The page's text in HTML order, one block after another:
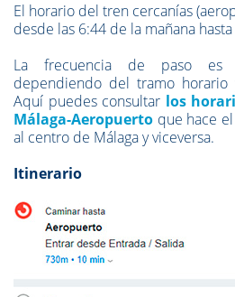
El horario del tren cercanías
desde las 6:44 de la mañana
La frecuencia de paso es
dependiendo del tramo
Aquí puedes consultar los
Málaga-Aeropuerto que hace
al centro de Málaga y viceversa.
Itinerario